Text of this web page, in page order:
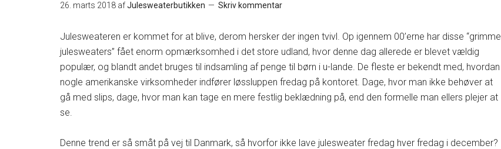
26. marts 2018 afJulesweaterbutikken Skriv kommentar
Julesweateren er kommet for at blive, derom hersker der ingen tvivl. Op igennem 00’erne har disse “grimme
julesweaters” fået enorm opmærksomhed i det store udland, hvor denne dag allerede er blevet vældig
populær, og blandt andet bruges til indsamling af penge til børn i u-lande. De fleste er bekendt med, hvordan
nogle amerikanske virksomheder indfører løssluppen fredag på kontoret. Dage, hvor man ikke behøver at
gå med slips, dage, hvor man kan tage en mere festlig beklædning på, end den formelle man ellers plejer at
se.
Denne trend er så småt på vej til Danmark, så hvorfor ikke lave julesweater fredag hver fredag i december?